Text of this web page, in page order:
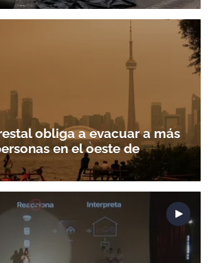
obliga a evacuar a más
en el oeste de